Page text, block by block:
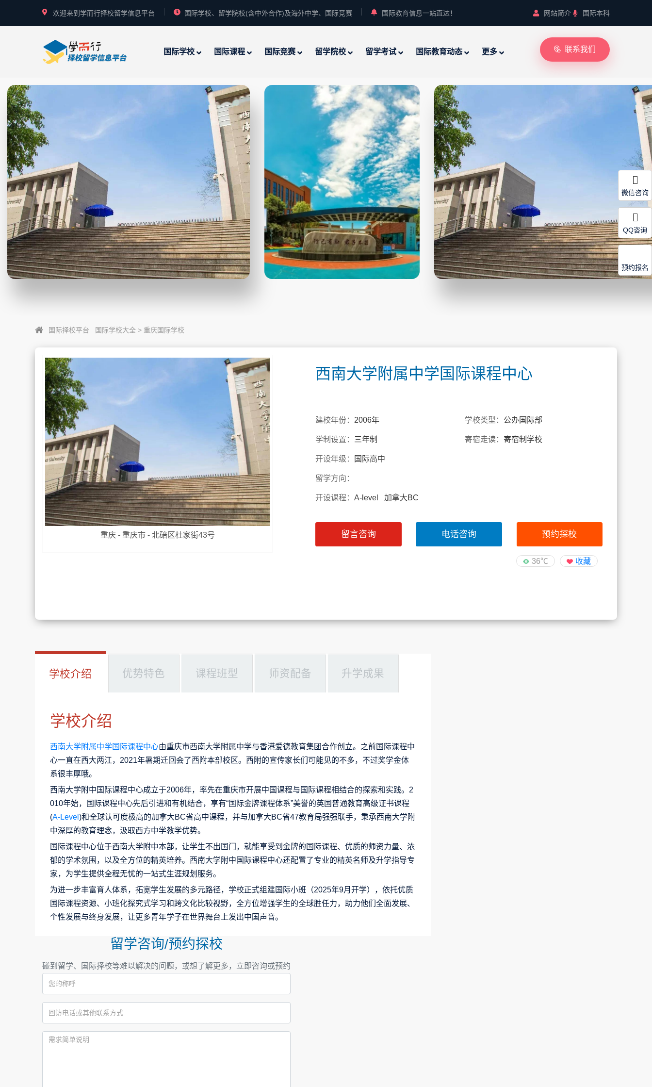
欢迎来到学而行择校留学信息平台 国际学校、留学院校(含中外合作)及海外中学、国际竞赛 国际教育信息一站直达！ 网站简介 国际本科
国际学校 国际课程 国际竞赛 留学院校 留学考试 国际教育动态 更多 联系我们
国际择校平台 国际学校大全 > 重庆国际学校
重庆 - 重庆市 - 北碚区杜家街43号
西南大学附属中学国际课程中心
建校年份： 2006年 学校类型： 公办国际部
学制设置： 三年制 寄宿走读： 寄宿制学校
开设年级： 国际高中
留学方向：
开设课程：A-level 加拿大BC
留言咨询 电话咨询 预约探校
36℃ 收藏
学校介绍 优势特色 课程班型 师资配备 升学成果
学校介绍
西南大学附属中学国际课程中心由重庆市西南大学附属中学与香港爱德教育集团合作创立。之前国际课程中
心一直在西大两江，2021年暑期迁回会了西附本部校区。西附的宣传家长们可能见的不多，不过奖学金体
系很丰厚哦。
西南大学附中国际课程中心成立于2006年，率先在重庆市开展中国课程与国际课程相结合的探索和实践。2
010年始，国际课程中心先后引进和有机结合，享有“国际金牌课程体系”美誉的英国普通教育高级证书课程
(A-Level)和全球认可度极高的加拿大BC省高中课程，并与加拿大BC省47教育局强强联手，秉承西南大学附
中深厚的教育理念，汲取西方中学教学优势。
国际课程中心位于西南大学附中本部，让学生不出国门，就能享受到金牌的国际课程、优质的师资力量、浓
郁的学术氛围，以及全方位的精英培养。西南大学附中国际课程中心还配置了专业的精英名师及升学指导专
家，为学生提供全程无忧的一站式生涯规划服务。
为进一步丰富育人体系，拓宽学生发展的多元路径，学校正式组建国际小班（2025年9月开学），依托优质
国际课程资源、小班化探究式学习和跨文化比较视野，全方位增强学生的全球胜任力，助力他们全面发展、
个性发展与终身发展，让更多青年学子在世界舞台上发出中国声音。
留学咨询/预约探校
碰到留学、国际择校等难以解决的问题，或想了解更多，立即咨询或预约
微信咨询
QQ咨询
预约报名